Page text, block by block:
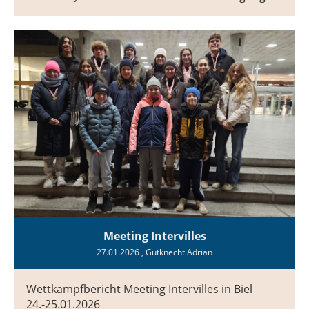
Meeting Intervilles
27.01.2026 , Gutknecht Adrian
Wettkampfbericht Meeting Intervilles in Biel
24.-25.01.2026